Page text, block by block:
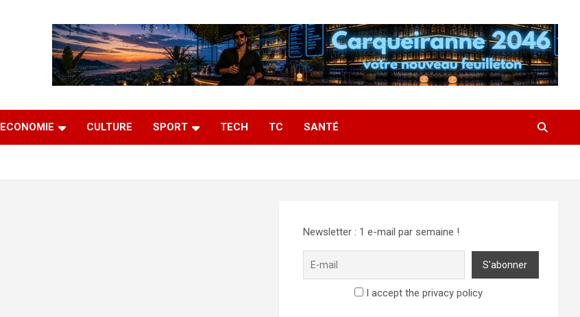
ECONOMIE CULTURE SPORT TECH TC SANTÉ
Newsletter : 1 e-mail par semaine !
I accept the privacy policy